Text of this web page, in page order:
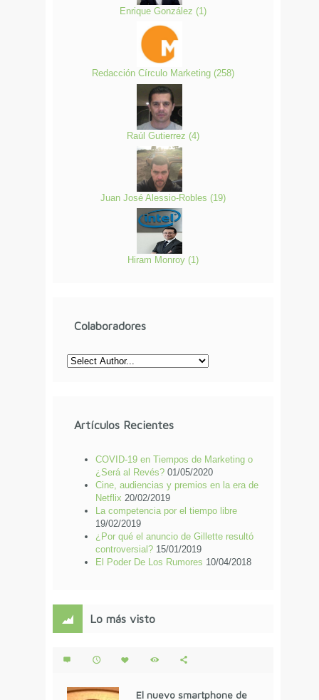
Enrique González (1)
Redacción Círculo Marketing (258)
Raúl Gutierrez (4)
Juan José Alessio-Robles (19)
Hiram Monroy (1)
Colaboradores
Artículos Recientes
COVID-19 en Tiempos de Marketing o
¿Será al Revés? 01/05/2020
Cine, audiencias y premios en la era de
Netflix 20/02/2019
La competencia por el tiempo libre
19/02/2019
¿Por qué el anuncio de Gillette resultó
controversial? 15/01/2019
El Poder De Los Rumores 10/04/2018
Lo más visto
El nuevo smartphone de